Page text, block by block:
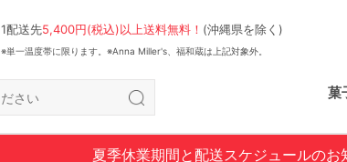
1配送先5,400円(税込)以上送料無料！ (沖縄県を除く)
※単一温度帯に限ります。※Anna Miller's、福和蔵は上記対象外。
菓
夏季休業期間と配送スケジュールのお